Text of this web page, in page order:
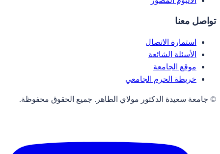
تواصل معنا
استمارة الاتصال
الأسئلة الشائعة
موقع الجامعة
خريطة الحرم الجامعي
© جامعة سعيدة الدكتور مولاي الطاهر. جميع الحقوق محفوظة.